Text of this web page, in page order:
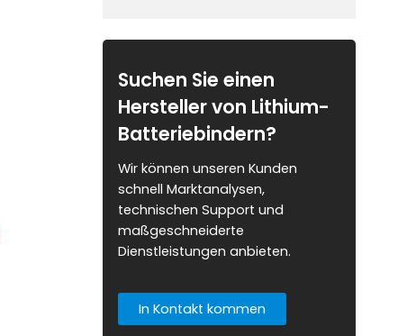
Suchen Sie einen
Hersteller von Lithium-
Batteriebindern?
Wir können unseren Kunden
schnell Marktanalysen,
technischen Support und
maßgeschneiderte
Dienstleistungen anbieten.
In Kontakt kommen